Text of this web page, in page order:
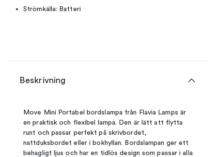
Strömkälla: Batteri
Beskrivning
Move Mini Portabel bordslampa från Flavia Lamps är
en praktisk och flexibel lampa. Den är lätt att flytta
runt och passar perfekt på skrivbordet,
nattduksbordet eller i bokhyllan. Bordslampan ger ett
behagligt ljus och har en tidlös design som passar i alla